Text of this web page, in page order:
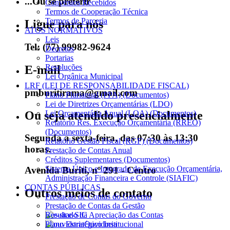
Ligue para nós
Tel: (77) 99982-9624
E-mail
pmburitirama@gmail.com
Ou seja atendido presencialmente
Segunda a sexta-feira, das 07:30 às 13:30
horas.
Avenida Buriti, nº 291 - Centro
Outros meios de contato
e-SIC
Ouvidoria
Convênios Recebidos
Termos de Cooperação Técnica
Termos de Parceria
ATOS NORMATIVOS
Leis
Decretos
Portarias
Resoluções
Lei Orgânica Municipal
LRF (LEI DE RESPONSABILIDADE FISCAL)
Plano Plurianual (PPA) (Documentos)
Lei de Diretrizes Orçamentárias (LDO)
Lei Orçamentária Anual (LOA) (Documentos)
Relatório Res. Execução Orçamentária (RREO)
(Documentos)
Relatório Gestão Fiscal (RGF) (Documentos)
Prestação de Contas Anual
Créditos Suplementares (Documentos)
Sistema Único e Integrado de Execução Orçamentária,
Administração Financeira e Controle (SIAFIC)
CONTAS PÚBLICAS
Prestação de Contas do Governo
Prestação de Contas da Gestão
Resultado da Apreciação das Contas
Plano Estratégico Institucional